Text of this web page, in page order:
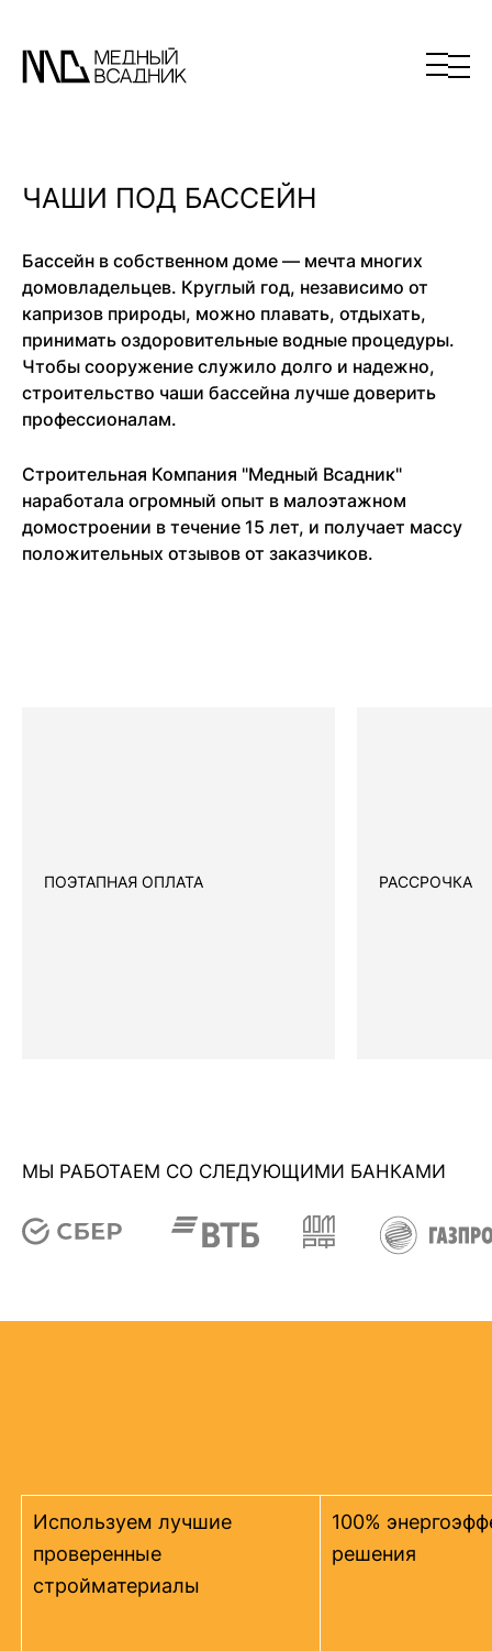
ЧАШИ ПОД БАССЕЙН
Бассейн в собственном доме — мечта многих
домовладельцев. Круглый год, независимо от
капризов природы, можно плавать, отдыхать,
принимать оздоровительные водные процедуры.
Чтобы сооружение служило долго и надежно,
строительство чаши бассейна лучше доверить
профессионалам.
Строительная Компания "Медный Всадник"
наработала огромный опыт в малоэтажном
домостроении в течение 15 лет, и получает массу
положительных отзывов от заказчиков.
ПОЭТАПНАЯ ОПЛАТА РАССРОЧКА
МЫ РАБОТАЕМ СО СЛЕДУЮЩИМИ БАНКАМИ
Используем лучшие
проверенные
стройматериалы
100%
решения